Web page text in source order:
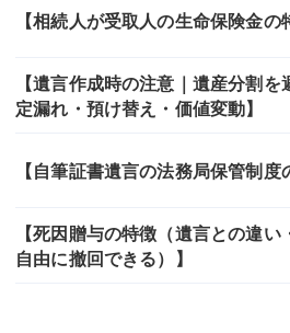
【相続人が受取人の生命保険金の
【遺言作成時の注意｜遺産分割
定漏れ・預け替え・価値変動】
【自筆証書遺言の法務局保管制度
【死因贈与の特徴（遺言との違い
自由に撤回できる）】